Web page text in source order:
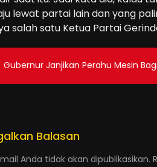
lewat partai lain dan yang
salah satu Ketua Partai
Gubernur Janjikan Perahu Mesin
Balasan
Anda tidak akan dipublikasikan.